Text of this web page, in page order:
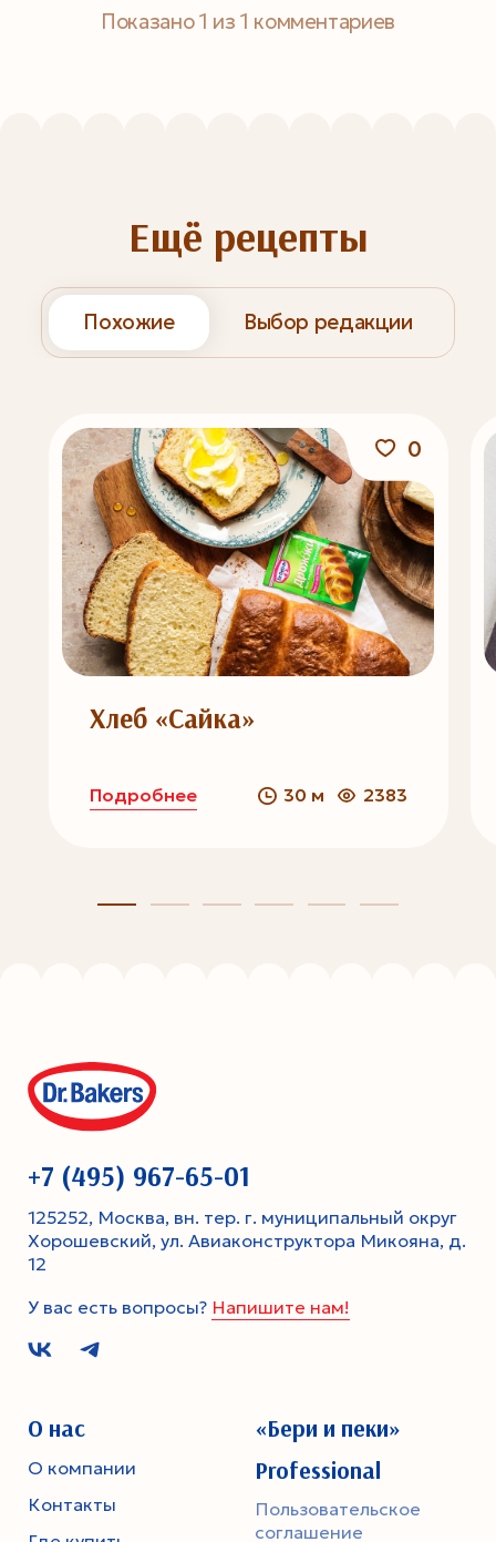
6 мая 2026
Показано1 из 1 комментариев
Ещё рецепты
Похожие Выбор редакции
0
Хлеб «Сайка»
Подробнее 30 м 2383
+7 (495) 967-65-01
125252, Москва, вн. тер. г. муниципальный округ
Хорошевский, ул. Авиаконструктора Микояна, д.
12
У вас есть вопросы? Напишите нам!
О нас
О компании
Контакты
«Бери и пеки»
Professional
Пользовательское
соглашение